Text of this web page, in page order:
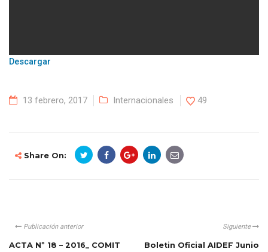
Descargar
13 febrero, 2017 Internacionales 49
Share On:
Publicación anterior
ACTA Nº 18 – 2016_ COMIT
Siguiente
Boletin Oficial AIDEF Junio